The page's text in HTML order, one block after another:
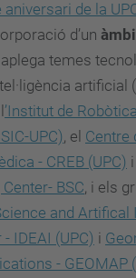
aniversari de la
d’un
temes
artificial
’Institut de
UPC), el Centre
- CREB (UPC)
BSC, i els
and Artifical
IDEAI (UPC) i
- GEOMAP